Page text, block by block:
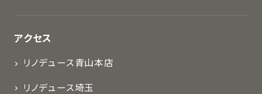
アクセス
リノデュース青山本店
リノデュース埼玉